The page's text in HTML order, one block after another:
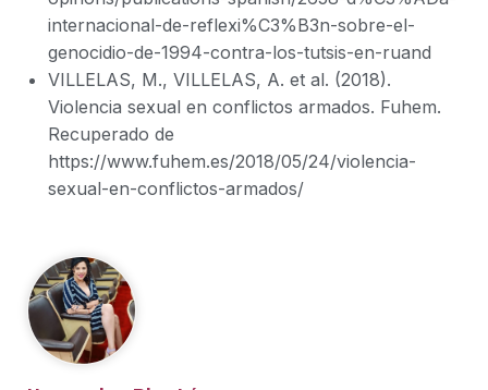
internacional-de-reflexi%C3%B3n-sobre-el-
genocidio-de-1994-contra-los-tutsis-en-ruand
VILLELAS, M., VILLELAS, A. et al. (2018).
Violencia sexual en conflictos armados. Fuhem.
Recuperado de
https://www.fuhem.es/2018/05/24/violencia-
sexual-en-conflictos-armados/